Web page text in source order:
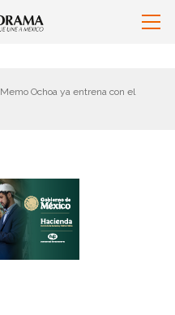
Memo Ochoa ya entrena con el